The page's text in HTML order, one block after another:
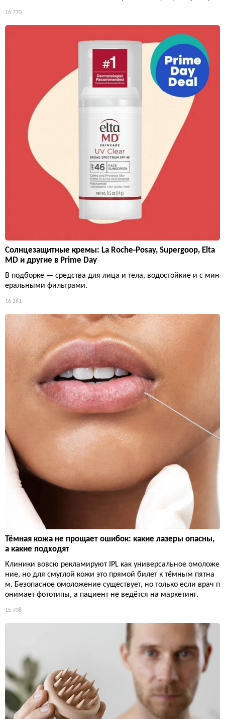
16 770
Солнцезащитные кремы: La Roche-Posay, Supergoop, Elta
MD и другие в Prime Day
В подборке — средства для лица и тела, водостойкие и с мин
еральными фильтрами.
16 261
Тёмная кожа не прощает ошибок: какие лазеры опасны,
а какие подходят
Клиники вовсю рекламируют IPL как универсальное омоложе
ние, но для смуглой кожи это прямой билет к тёмным пятна
м. Безопасное омоложение существует, но только если врач п
онимает фототипы, а пациент не ведётся на маркетинг.
15 708